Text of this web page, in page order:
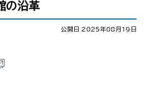
の沿革
公開日 2025年08月19日